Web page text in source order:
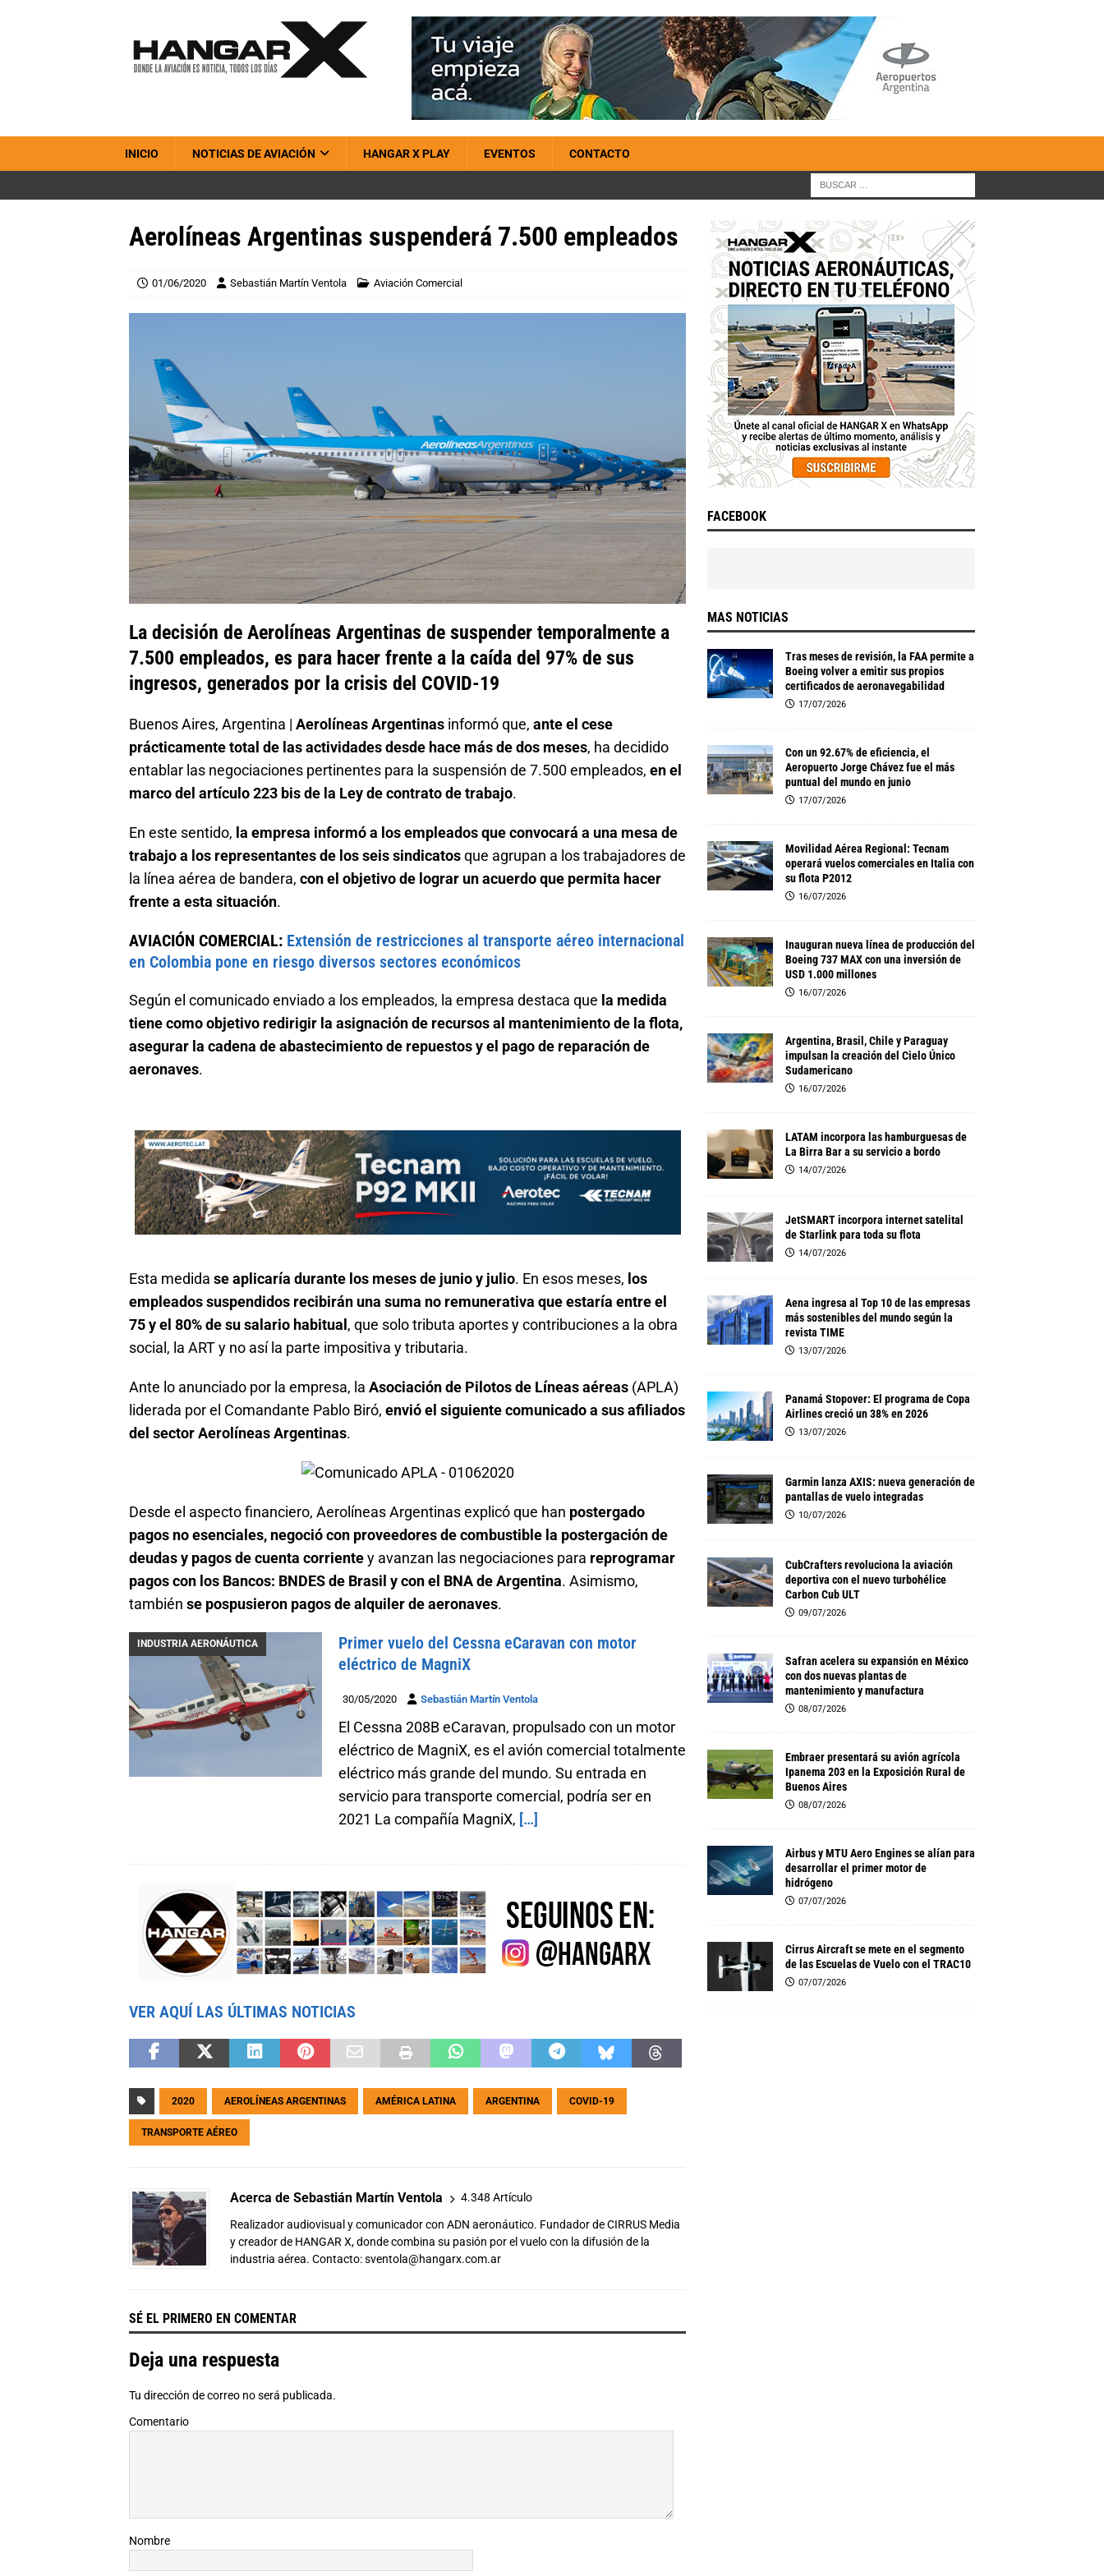
INICIO NOTICIAS DE AVIACIÓN HANGAR X PLAY EVENTOS CONTACTO
Aerolíneas Argentinas suspenderá 7.500 empleados
01/06/2020 Sebastián Martín Ventola Aviación Comercial
La decisión de Aerolíneas Argentinas de suspender temporalmente a
7.500 empleados, es para hacer frente a la caída del 97% de sus
ingresos, generados por la crisis del COVID-19
Buenos Aires, Argentina | Aerolíneas Argentinas informó que, ante el cese
prácticamente total de las actividades desde hace más de dos meses, ha decidido
entablar las negociaciones pertinentes para la suspensión de 7.500 empleados, en el
marco del artículo 223 bis de la Ley de contrato de trabajo.
En este sentido, la empresa informó a los empleados que convocará a una mesa de
trabajo a los representantes de los seis sindicatosque agrupan a los trabajadores de
la línea aérea de bandera, con el objetivo de lograr un acuerdo que permita hacer
frente a esta situación.
AVIACIÓN COMERCIAL: Extensión de restricciones al transporte aéreo internacional
en Colombia pone en riesgo diversos sectores económicos
Según el comunicado enviado a los empleados, la empresa destaca que la medida
tiene como objetivo redirigir la asignación de recursos al mantenimiento de la flota,
asegurar la cadena de abastecimiento de repuestos y el pago de reparación de
aeronaves.
Esta medida se aplicaría durante los meses de junio y julio. En esos meses, los
empleados suspendidos recibirán una suma no remunerativa que estaría entre el
75 y el 80% de su salario habitual, que solo tributa aportes y contribuciones a la obra
social, la ART y no así la parte impositiva y tributaria.
Ante lo anunciado por la empresa, la Asociación de Pilotos de Líneas aéreas (APLA)
liderada por el Comandante Pablo Biró, envió el siguiente comunicado a sus afiliados
del sector Aerolíneas Argentinas.
Desde el aspecto financiero, Aerolíneas Argentinas explicó que han postergado
pagos no esenciales, negoció con proveedores de combustible la postergación de
deudas y pagos de cuenta corrientey avanzan las negociaciones para reprogramar
pagos con los Bancos: BNDES de Brasil y con el BNA de Argentina. Asimismo,
también se pospusieron pagos de alquiler de aeronaves.
INDUSTRIA AERONÁUTICA
Primer vuelo del Cessna eCaravan con motor
eléctrico de MagniX
30/05/2020 Sebastián Martín Ventola
El Cessna 208B eCaravan, propulsado con un motor
eléctrico de MagniX, es el avión comercial totalmente
eléctrico más grande del mundo. Su entrada en
servicio para transporte comercial, podría ser en
2021 La compañía MagniX, […]
VER AQUÍ LAS ÚLTIMAS NOTICIAS
2020 AEROLÍNEAS ARGENTINAS AMÉRICA LATINA ARGENTINA COVID-19
TRANSPORTE AÉREO
Acerca de Sebastián Martín Ventola 4.348 Artículo
Realizador audiovisual y comunicador con ADN aeronáutico. Fundador de CIRRUS Media
y creador de HANGAR X, donde combina su pasión por el vuelo con la difusión de la
industria aérea. Contacto:sventola@hangarx.com.ar
SÉ EL PRIMERO EN COMENTAR
Deja una respuesta
Tu dirección de correo no será publicada.
Comentario
Nombre
FACEBOOK
MAS NOTICIAS
Tras meses de revisión, la FAA permite a
Boeing volver a emitir sus propios
certificados de aeronavegabilidad
17/07/2026
Con un 92.67% de eficiencia, el
Aeropuerto Jorge Chávez fue el más
puntual del mundo en junio
17/07/2026
Movilidad Aérea Regional: Tecnam
operará vuelos comerciales en Italia con
su flota P2012
16/07/2026
Inauguran nueva línea de producción del
Boeing 737 MAX con una inversión de
USD 1.000 millones
16/07/2026
Argentina, Brasil, Chile y Paraguay
impulsan la creación del Cielo Único
Sudamericano
16/07/2026
LATAM incorpora las hamburguesas de
La Birra Bar a su servicio a bordo
14/07/2026
JetSMART incorpora internet satelital
de Starlink para toda su flota
14/07/2026
Aena ingresa al Top 10 de las empresas
más sostenibles del mundo según la
revista TIME
13/07/2026
Panamá Stopover: El programa de Copa
Airlines creció un 38% en 2026
13/07/2026
Garmin lanza AXIS: nueva generación de
pantallas de vuelo integradas
10/07/2026
CubCrafters revoluciona la aviación
deportiva con el nuevo turbohélice
Carbon Cub ULT
09/07/2026
Safran acelera su expansión en México
con dos nuevas plantas de
mantenimiento y manufactura
08/07/2026
Embraer presentará su avión agrícola
Ipanema 203 en la Exposición Rural de
Buenos Aires
08/07/2026
Airbus y MTU Aero Engines se alían para
desarrollar el primer motor de
hidrógeno
07/07/2026
Cirrus Aircraft se mete en el segmento
de las Escuelas de Vuelo con el TRAC10
07/07/2026